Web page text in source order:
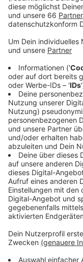
Veröffentlicht:
Getestet wurde
die Ergebnisse
gegen den TSV
Verein wartet
Gesundheitsamt.
welcher Form die
Saison in der 2.
gegen den TSV
gewonnen.
Weitere Infos
Die Meldung der
Spielbericht